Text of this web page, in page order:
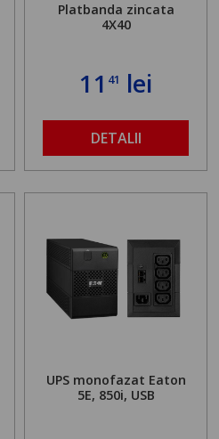
Platbanda zincata
4X40
11 41 lei
DETALII
UPS monofazat Eaton
5E, 850i, USB